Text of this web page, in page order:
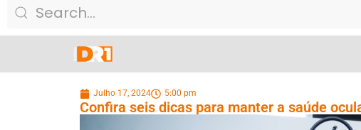
Julho 17, 2024 5:00 pm
Confira seis dicas para manter a saúde